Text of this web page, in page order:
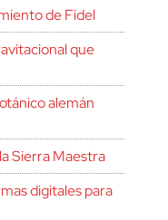
de Fidel
que
alemán
Sierra Maestra
digitales para